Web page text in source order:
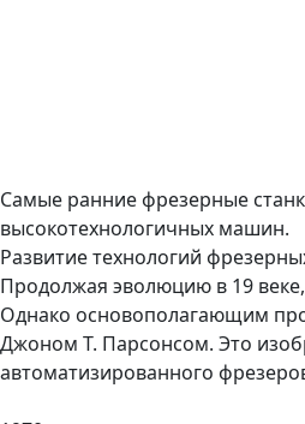
Самые ранние фрезерные
высокотехнологичных машин.
Развитие технологий
Продолжая эволюцию в 19
Однако основополагающим
Джоном Т. Парсонсом. Это
автоматизированного